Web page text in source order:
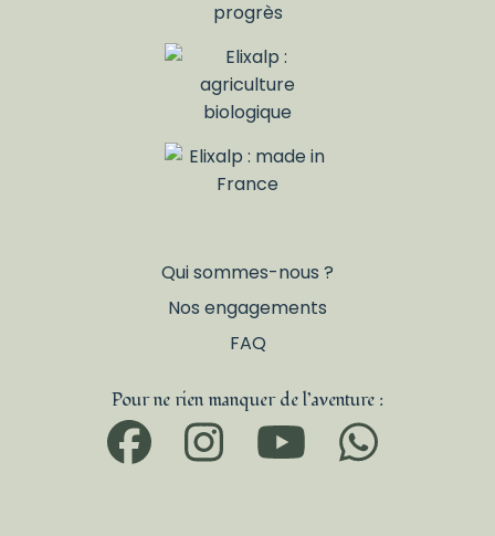
Qui sommes-nous ?
Nos engagements
FAQ
Pour ne rien manquer de l’aventure :
Facebook
Instagram